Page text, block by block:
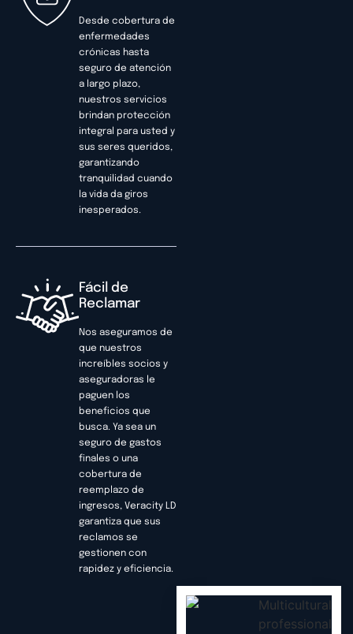
Desde cobertura de
enfermedades
crónicas hasta
seguro de atención
a largo plazo,
nuestros servicios
brindan protección
integral para usted y
sus seres queridos,
garantizando
tranquilidad cuando
la vida da giros
inesperados.
Fácil de
Reclamar
Nos aseguramos de
que nuestros
increíbles socios y
aseguradoras le
paguen los
beneficios que
busca. Ya sea un
seguro de gastos
finales o una
cobertura de
reemplazo de
ingresos, Veracity LD
garantiza que sus
reclamos se
gestionen con
rapidez y eficiencia.